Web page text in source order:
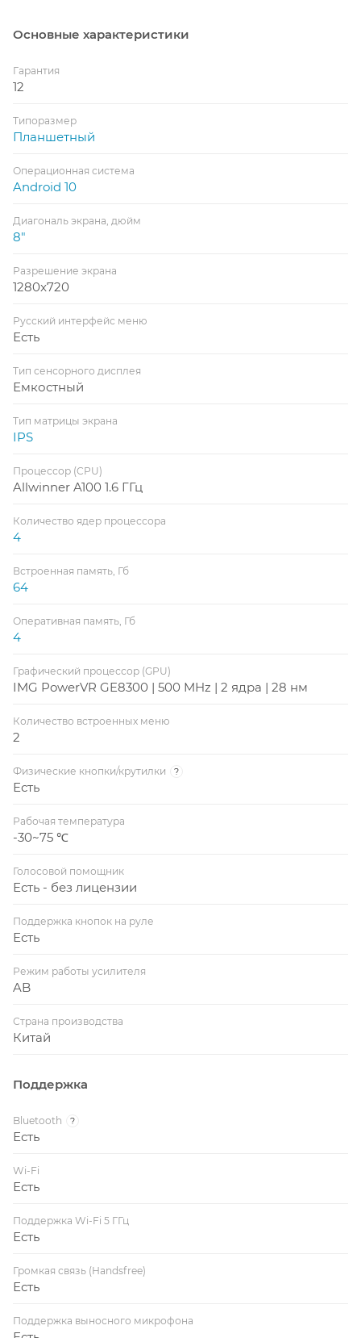
Основные характеристики
Гарантия
12
Типоразмер
Планшетный
Операционная система
Android 10
Диагональ экрана, дюйм
8"
Разрешение экрана
1280x720
Русский интерфейс меню
Есть
Тип сенсорного дисплея
Емкостный
Тип матрицы экрана
IPS
Процессор (CPU)
Allwinner A100 1.6 ГГц
Количество ядер процессора
4
Встроенная память, Гб
64
Оперативная память, Гб
4
Графический процессор (GPU)
IMG PowerVR GE8300 | 500 MHz | 2 ядра | 28 нм
Количество встроенных меню
2
Физические кнопки/крутилки ?
Есть
Рабочая температура
-30~75 ℃
Голосовой помощник
Есть - без лицензии
Поддержка кнопок на руле
Есть
Режим работы усилителя
AB
Страна производства
Китай
Поддержка
Bluetooth ?
Есть
Wi-Fi
Есть
Поддержка Wi-Fi 5 ГГц
Есть
Громкая связь (Handsfree)
Есть
Поддержка выносного микрофона